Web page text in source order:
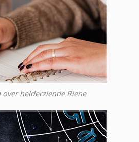
over helderziende Riene